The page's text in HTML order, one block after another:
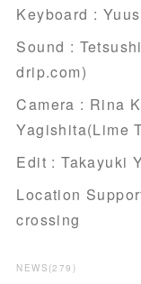
Keyboard :
Sound :
drip.com)
Camera : Rina
Yagishita(Lime
Edit : Takayuki
Location
crossing
NEWS (279 )